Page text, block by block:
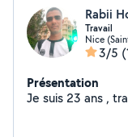
Rabii
Travail
Nice
3/5
Présentation
Je suis 23 ans ,